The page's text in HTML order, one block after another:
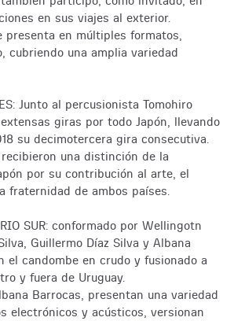
en sus viajes al exterior.
presenta en múltiples formatos,
cubriendo una amplia variedad
Junto al percusionista Tomohiro
giras por todo Japón, llevando
su decimotercera gira consecutiva.
una distinción de la
por su contribución al arte, el
fraternidad de ambos países.
SUR: conformado por Wellingotn
Guillermo Díaz Silva y Albana
el candombe en crudo y fusionado a
y fuera de Uruguay.
Barrocas, presentan una variedad
electrónicos y acústicos, versionan